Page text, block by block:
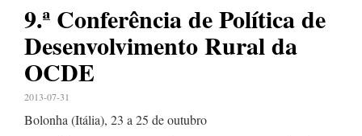
9.ª Conferência de Política de
Desenvolvimento Rural da
OCDE
2013-07-31
Bolonha (Itália), 23 a 25 de outubro